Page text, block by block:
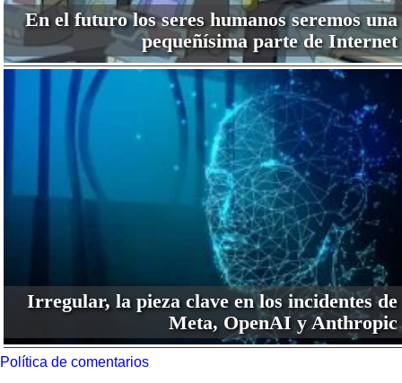
En el futuro los seres humanos seremos una
pequeñísima parte de Internet
Irregular, la pieza clave en los incidentes de
Meta, OpenAI y Anthropic
Política de comentarios